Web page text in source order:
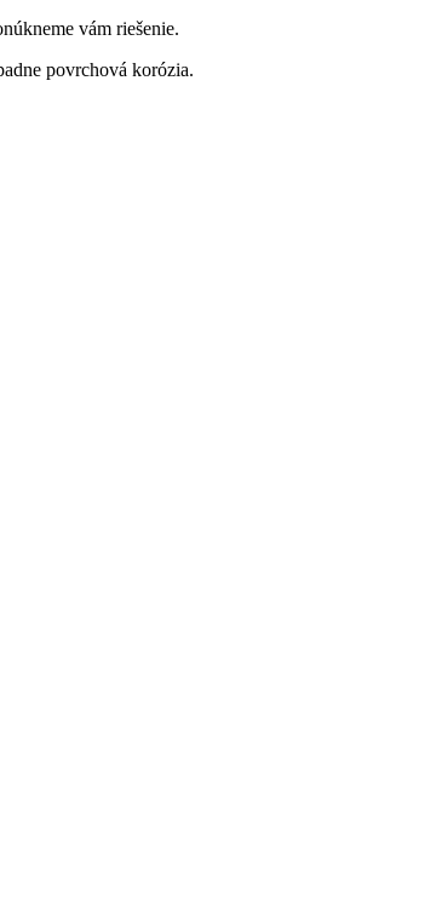
vám riešenie.
povrchová korózia.